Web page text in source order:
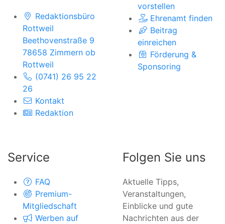
Redaktionsbüro
Rottweil
Beethovenstraße 9
78658 Zimmern ob
Rottweil
(0741) 26 95 22
26
Kontakt
Redaktion
vorstellen
Ehrenamt finden
Beitrag
einreichen
Förderung &
Sponsoring
Service
FAQ
Premium-
Mitgliedschaft
Werben auf
Folgen Sie uns
Aktuelle Tipps,
Veranstaltungen,
Einblicke und gute
Nachrichten aus der